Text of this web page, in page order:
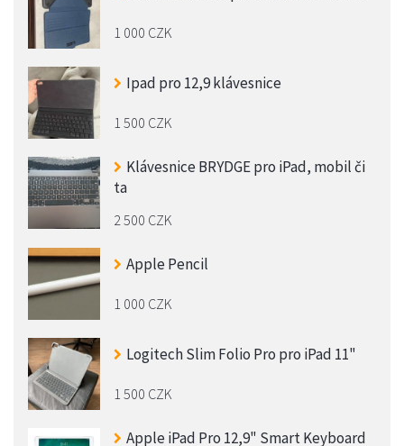
1 000 CZK
Ipad pro 12,9 klávesnice
1 500 CZK
Klávesnice BRYDGE pro iPad, mobil či
ta
2 500 CZK
Apple Pencil
1 000 CZK
Logitech Slim Folio Pro pro iPad 11"
1 500 CZK
Apple iPad Pro 12,9" Smart Keyboard